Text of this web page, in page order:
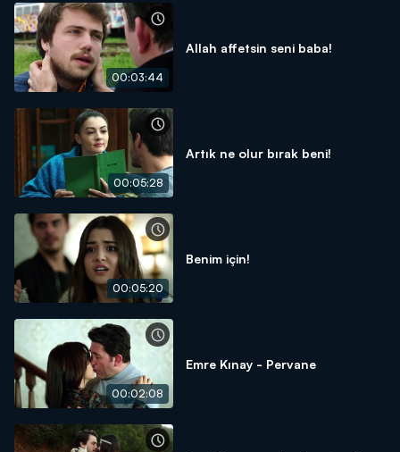
00:03:44
Allah affetsin seni baba!
00:05:28
Artık ne olur bırak beni!
00:05:20
Benim için!
00:02:08
Emre Kınay - Pervane